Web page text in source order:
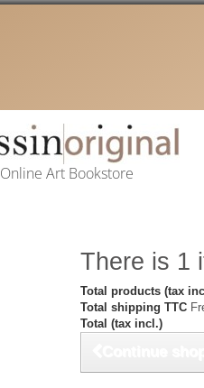
Online Art Bookstore
There is 1
Total products (tax
Total shipping TTC
Total (tax incl.)